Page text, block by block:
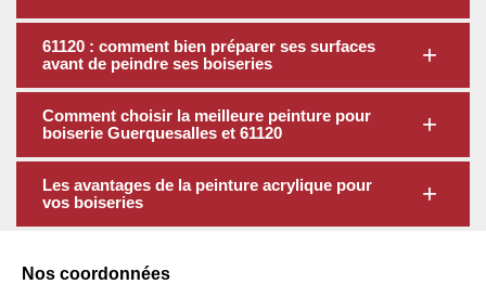
61120 : comment bien préparer ses surfaces
avant de peindre ses boiseries
Comment choisir la meilleure peinture pour
boiserie Guerquesalles et 61120
Les avantages de la peinture acrylique pour
vos boiseries
Nos coordonnées